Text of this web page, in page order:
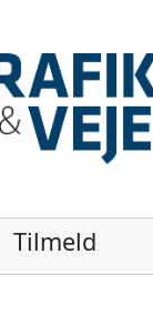
Tilmeld